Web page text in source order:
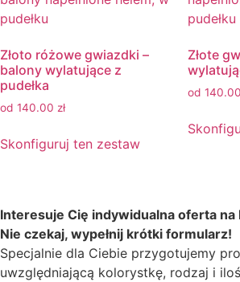
Złoto różowe gwiazdki –
balony wylatujące z
pudełka
od 140.00 zł
Skonfiguruj ten zestaw
Złote
od 140.00
Interesuje Cię indywidualna oferta
Nie czekaj, wypełnij krótki formularz!
Specjalnie dla Ciebie przygotujemy
uwzględniającą kolorystkę, rodzaj i